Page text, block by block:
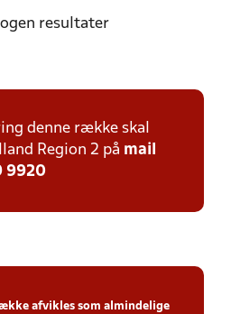
resultater
denne række skal
Region 2 på mail
9920
afvikles som almindelige